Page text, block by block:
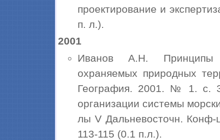
проектирование и
п. л.).
2001
Иванов А.Н. Принципы
охраняемых природных
География. 2001. № 1. с.
организации системы
лы V Дальневосточн. Конф-
113-115 (0.1 п.л.).